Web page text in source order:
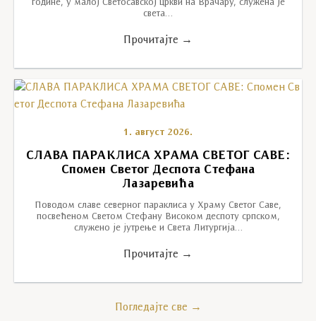
године, у малој Светосавској цркви на Врачару, служена је
света…
Прочитајте →
1. август 2026.
СЛАВА ПАРАКЛИСА ХРАМА СВЕТОГ САВЕ:
Спомен Светог Деспота Стефана
Лазаревића
Поводом славе северног параклиса у Храму Светог Саве,
посвећеном Светом Стефану Високом деспоту српском,
служено је јутрење и Света Литургија…
Прочитајте →
Погледајте све →